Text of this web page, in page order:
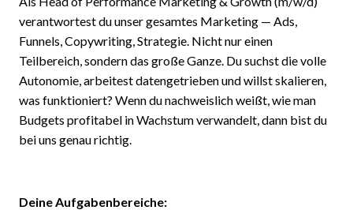
verantwortest du unser gesamtes Marketing — Ads,
Funnels, Copywriting, Strategie. Nicht nur einen
Teilbereich, sondern das große Ganze. Du suchst die volle
Autonomie, arbeitest datengetrieben und willst skalieren,
was funktioniert? Wenn du nachweislich weißt, wie man
Budgets profitabel in Wachstum verwandelt, dann bist du
bei uns genau richtig.
Deine Aufgabenbereiche: